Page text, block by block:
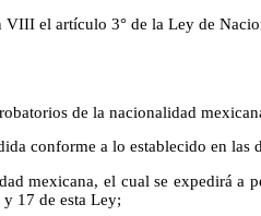
VIII el artículo 3° de la Ley de
de la nacionalidad
conforme a lo establecido en las
mexicana, el cual se expedirá a
17 de esta Ley;